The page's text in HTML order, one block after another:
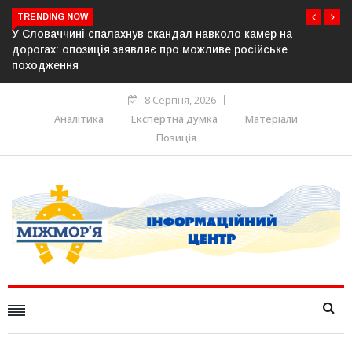
TRENDING NOW
на
У Молдові готують план дій на випадок
постачання газу до Придністров’я
8 Серпня, 2026
Аналітика
Експертна думка
Матеріали
Позиція